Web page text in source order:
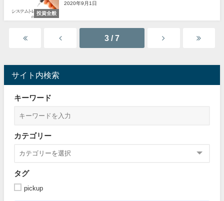
投資全般
2020年9月1日
3 / 7
サイト内検索
キーワード
カテゴリー
タグ
pickup